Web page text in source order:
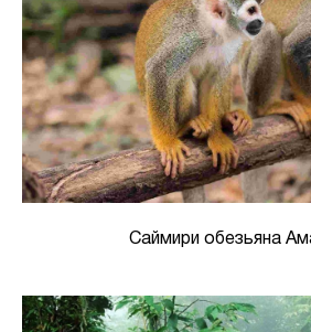
Саймири обезьяна